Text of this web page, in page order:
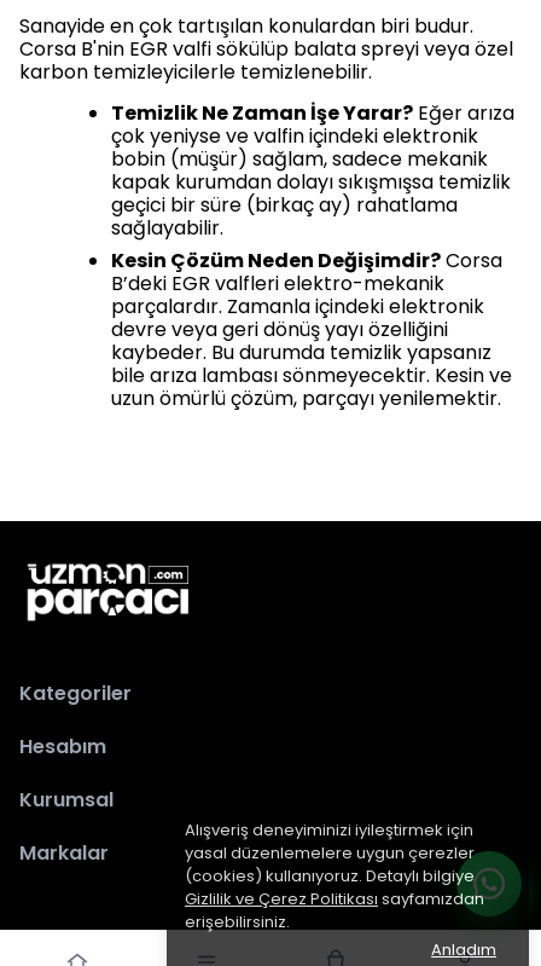
Alışveriş deneyiminizi iyileştirmek için
yasal düzenlemelere uygun çerezler
(cookies) kullanıyoruz. Detaylı bilgiye
Gizlilik ve Çerez Politikası sayfamızdan
erişebilirsiniz.
Anladım
Sanayide en çok tartışılan konulardan biri budur.
Corsa B'nin EGR valfi sökülüp balata spreyi veya özel
karbon temizleyicilerle temizlenebilir.
Temizlik Ne Zaman İşe Yarar? Eğer arıza
çok yeniyse ve valfin içindeki elektronik
bobin (müşür) sağlam, sadece mekanik
kapak kurumdan dolayı sıkışmışsa temizlik
geçici bir süre (birkaç ay) rahatlama
sağlayabilir.
Kesin Çözüm Neden Değişimdir?Corsa
B’deki EGR valfleri elektro-mekanik
parçalardır. Zamanla içindeki elektronik
devre veya geri dönüş yayı özelliğini
kaybeder. Bu durumda temizlik yapsanız
bile arıza lambası sönmeyecektir. Kesin ve
uzun ömürlü çözüm, parçayı yenilemektir.
Kategoriler
Hesabım
Kurumsal
Markalar